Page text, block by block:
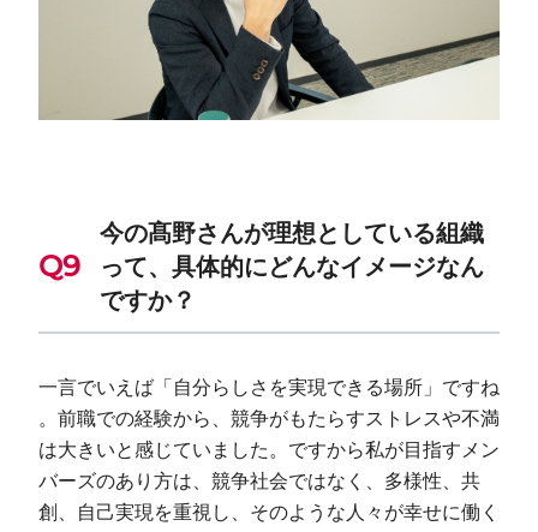
今の髙野さんが理想としている組織
って、具体的にどんなイメージなん
ですか？
一言でいえば「自分らしさを実現できる場所」ですね
。前職での経験から、競争がもたらすストレスや不満
は大きいと感じていました。ですから私が目指すメン
バーズのあり方は、競争社会ではなく、多様性、共
創、自己実現を重視し、そのような人々が幸せに働く